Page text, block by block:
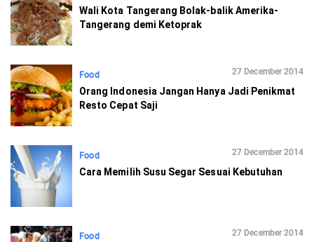
Wali Kota Tangerang Bolak-balik Amerika-
Tangerang demi Ketoprak
Food 27 December 2014
Orang Indonesia Jangan Hanya Jadi Penikmat
Resto Cepat Saji
Food 27 December 2014
Cara Memilih Susu Segar Sesuai Kebutuhan
Food 27 December 2014